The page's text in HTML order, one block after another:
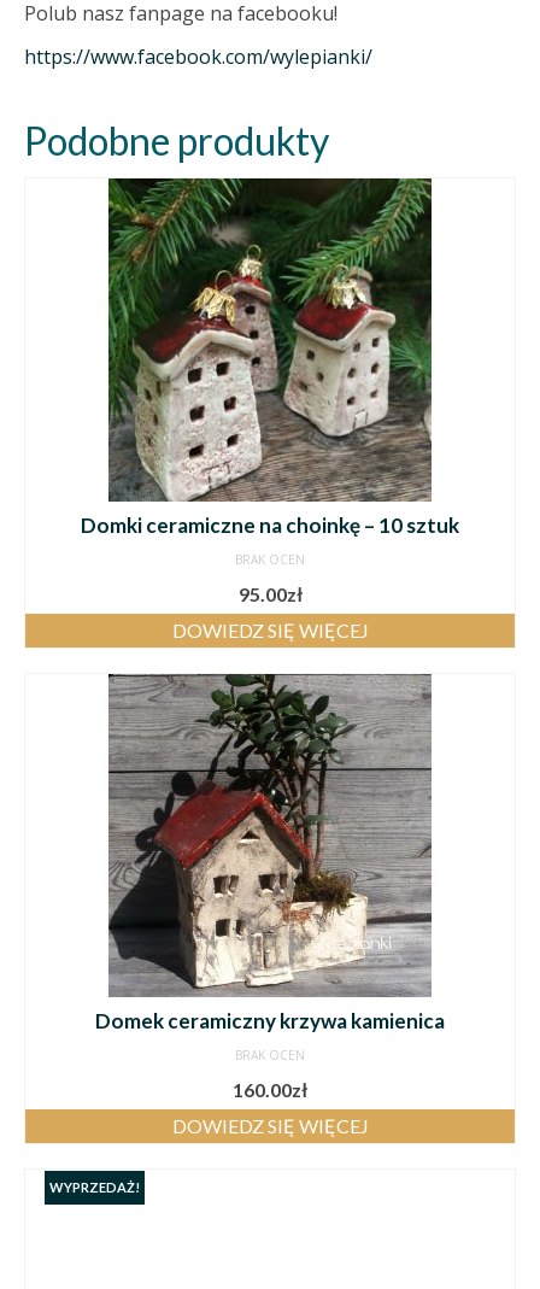
Polub nasz fanpage na facebooku!
https://www.facebook.com/wylepianki/
Podobne produkty
Domki ceramiczne na choinkę – 10 sztuk
BRAK OCEN
95.00zł
DOWIEDZ SIĘ WIĘCEJ
Domek ceramiczny krzywa kamienica
BRAK OCEN
160.00zł
DOWIEDZ SIĘ WIĘCEJ
WYPRZEDAŻ!